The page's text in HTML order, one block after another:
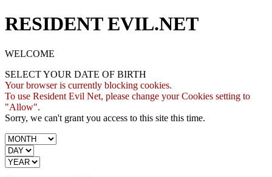
RESIDENT EVIL.NET
WELCOME
SELECT YOUR DATE OF BIRTH
Your browser is currently blocking cookies.
To use Resident Evil Net, please change your Cookies setting to
"Allow".
Sorry, we can't grant you access to this site this time.